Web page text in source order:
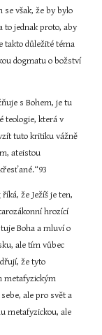
však, že by bylo
to jednak proto, aby
takto důležité téma
dogmatu o božství
s Bohem, je tu
teologie, která v
tuto kritiku vážně
ateistou
že Ježíš je ten,
hrozící
Boha a mluví o
ale tím vůbec
že tyto
metafyzickým
ale pro svět a
metafyzickou, ale